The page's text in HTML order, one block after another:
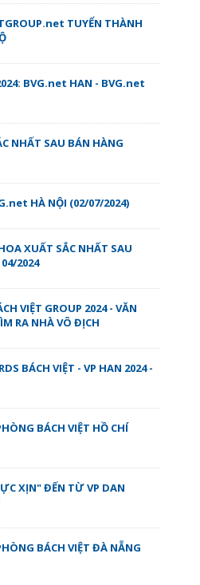
TUYỂN THÀNH
BVG.net HAN - BVG.net
NHẤT SAU BÁN HÀNG
HÀ NỘI (02/07/2024)
XUẤT SẮC NHẤT SAU
2024
VIỆT GROUP 2024 - VĂN
RA NHÀ VÔ ĐỊCH
BÁCH VIỆT - VP HAN 2024 -
BÁCH VIỆT HỒ CHÍ
XỊN" ĐẾN TỪ VP DAN
BÁCH VIỆT ĐÀ NẴNG